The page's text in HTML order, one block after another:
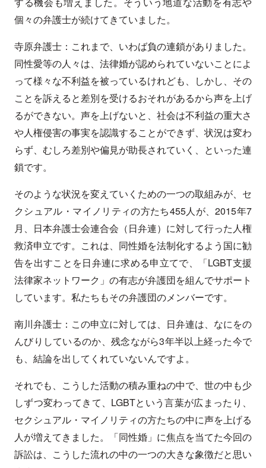
個々の弁護士が続けてきていました。
寺原弁護士：これまで、いわば負の連鎖がありました。
同性愛等の人々は、法律婚が認められていないことによ
って様々な不利益を被っているけれども、しかし、その
ことを訴えると差別を受けるおそれがあるから声を上げ
るができない。声を上げないと、社会は不利益の重大さ
や人権侵害の事実を認識することができず、状況は変わ
らず、むしろ差別や偏見が助長されていく、といった連
鎖です。
そのような状況を変えていくための一つの取組みが、セ
クシュアル・マイノリティの方たち455人が、2015年7
月、日本弁護士会連合会（日弁連）に対して行った人権
救済申立です。これは、同性婚を法制化するよう国に勧
告を出すことを日弁連に求める申立てで、「LGBT支援
法律家ネットワーク」の有志が弁護団を組んでサポート
しています。私たちもその弁護団のメンバーです。
南川弁護士：この申立に対しては、日弁連は、なにをの
んびりしているのか、残念ながら3年半以上経った今で
も、結論を出してくれていないんですよ。
それでも、こうした活動の積み重ねの中で、世の中も少
しずつ変わってきて、LGBTという言葉が広まったり、
セクシュアル・マイノリティの方たちの中に声を上げる
人が増えてきました。「同性婚」に焦点を当てた今回の
訴訟は、こうした流れの中の一つの大きな象徴だと思い